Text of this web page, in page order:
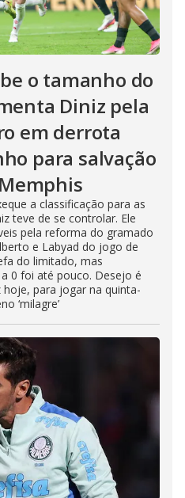
o tamanho do
Diniz pela
em derrota
para salvação
a classificação para as
teve de se controlar. Ele
pela reforma do gramado
e Labyad do jogo de
do limitado, mas
0 foi até pouco. Desejo é
para jogar na quinta-
‘milagre’